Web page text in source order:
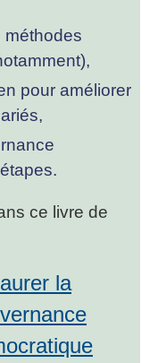
méthodes
pour améliorer
ce livre de
la